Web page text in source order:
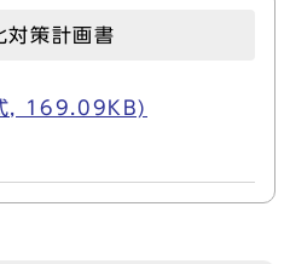
対策計画書
, 169.09KB)